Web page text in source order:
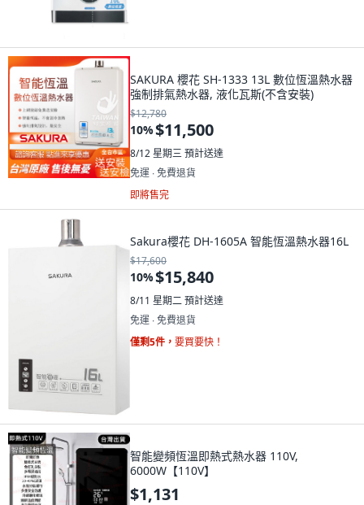
SAKURA 櫻花 SH-1333 13L 數位恆溫熱水器
強制排氣熱水器, 液化瓦斯(不含安裝)
$12,780
10%$11,500
8/12 星期三預計送達
免運 ∙ 免費退貨
即將售完
Sakura櫻花 DH-1605A 智能恆溫熱水器16L
$17,600
10%$15,840
8/11 星期二預計送達
免運 ∙ 免費退貨
僅剩5件， 要買要快！
智能變頻恆溫即熱式熱水器 110V,
6000W【110V】
$1,131